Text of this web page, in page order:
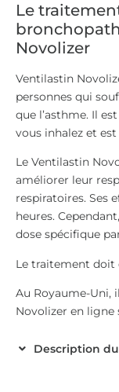
Le
Novolizer
Ventilastin
personnes qui
que l’asthme. Il
vous inhalez et
Le Ventilastin
améliorer leur
respiratoires. Ses
heures.
dose spécifique
Le traitement doit
Au Royaume-Uni,
Novolizer en ligne
Description